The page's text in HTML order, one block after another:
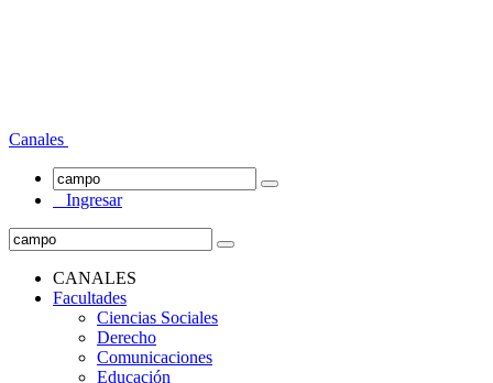
Canales
Ingresar
CANALES
Facultades
Ciencias Sociales
Derecho
Comunicaciones
Educación